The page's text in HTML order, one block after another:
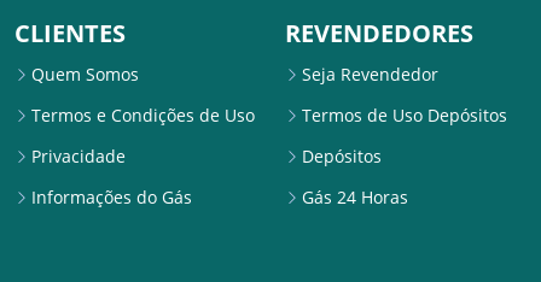
CLIENTES
Quem Somos
Termos e Condições de Uso
Privacidade
Informações do Gás
REVENDEDORES
Seja Revendedor
Termos de Uso Depósitos
Depósitos
Gás 24 Horas